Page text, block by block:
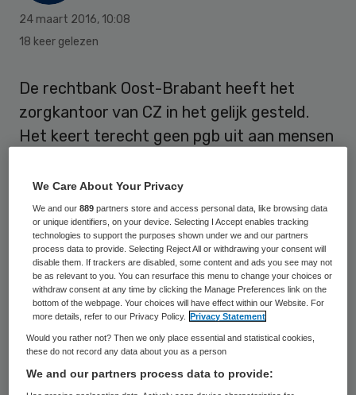
24 maart 2016, 10:08
18 keer gelezen
De rechtbank Oost-Brabant heeft het
zorgkantoor van CZ in het gelijk gesteld.
Het keert terecht geen pgb uit aan mensen
Helmond.
De rechtbank deeddeze uitspraakop 23
maart, nadat zestien cliënten een zaak
tegen CZ aanspanden. Het zorgkantoor had
het ernstige vermoeden dat de pgb’s bij
voorheen Zorggroep Helmond, nu
Onderweg Naar Zelfredzaamheid, verkeerd
werden besteed. Er is zelfs sprake van
mogelijk frauduleus handelen met
We Care About Your Privacy
We and our889 partners store and access personal data, like browsing data
or unique identifiers, on your device. Selecting I Accept enables tracking
technologies to support the purposes shown under we and our partners
process data to provide. Selecting Reject All or withdrawing your consent will
disable them. If trackers are disabled, some content and ads you see may not
be as relevant to you. You can resurface this menu to change your choices or
withdraw consent at any time by clicking the Manage Preferences link on the
bottom of the webpage. Your choices will have effect within our Website. For
more details, refer to our Privacy Policy.
Privacy Statement
Would you rather not? Then we only place essential and statistical cookies,
these do not record any data about you as a person
We and our partners process data to provide: